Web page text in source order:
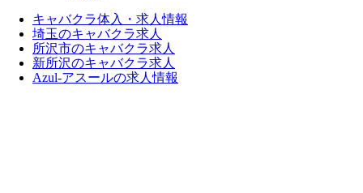
キャバクラ体入・求人情報
埼玉のキャバクラ求人
所沢市のキャバクラ求人
新所沢のキャバクラ求人
Azul-アスールの求人情報